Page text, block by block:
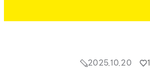
2025.10.20 1